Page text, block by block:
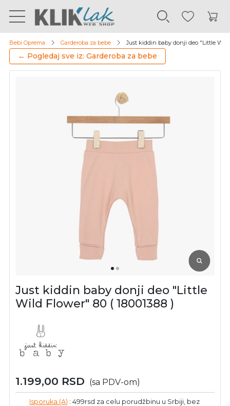
Bebi Oprema Garderoba za bebe Just kiddin baby donji deo "Little Wild
← Pogledaj sve iz: Garderoba za bebe
Just kiddin baby donji deo "Little
Wild Flower" 80 ( 18001388 )
1.199,00 RSD (sa PDV-om)
Isporuka (A) : 499rsd za celu porudžbinu u Srbiji, bez